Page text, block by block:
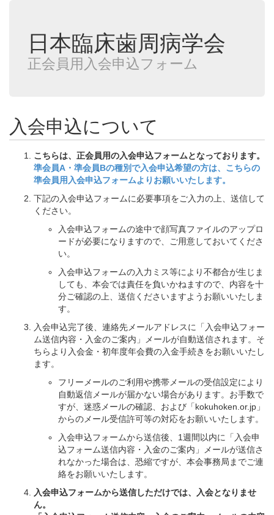
日本臨床歯周病学会
正会員用入会申込フォーム
入会申込について
こちらは、正会員用の入会申込フォームとなっております。
準会員A・準会員Bの種別で入会申込希望の方は、こちらの
準会員用入会申込フォームよりお願いいたします。
下記の入会申込フォームに必要事項をご入力の上、送信して
ください。
入会申込フォームの途中で顔写真ファイルのアップロ
ードが必要になりますので、ご用意しておいてくださ
い。
入会申込フォームの入力ミス等により不都合が生じま
しても、本会では責任を負いかねますので、内容を十
分ご確認の上、送信くださいますようお願いいたしま
す。
入会申込完了後、連絡先メールアドレスに「入会申込フォー
ム送信内容・入金のご案内」メールが自動送信されます。そ
ちらより入会金・初年度年会費の入金手続きをお願いいたし
ます。
フリーメールのご利用や携帯メールの受信設定により
自動返信メールが届かない場合があります。お手数で
すが、迷惑メールの確認、および「kokuhoken.or.jp」
からのメール受信許可等の対応をお願いいたします。
入会申込フォームから送信後、1週間以内に「入会申
込フォーム送信内容・入金のご案内」メールが送信さ
れなかった場合は、恐縮ですが、本会事務局までご連
絡をお願いいたします。
入会申込フォームから送信しただけでは、入会となりませ
ん。